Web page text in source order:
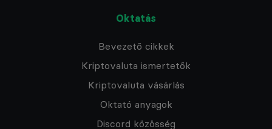
Oktatás
Bevezető cikkek
Kriptovaluta ismertetők
Kriptovaluta vásárlás
Oktató anyagok
Discord közösség